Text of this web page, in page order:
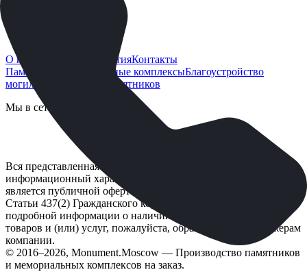
О нас ГарантияКонтакты
Памятники
Мемориальные комплексыБлагоустройство
могилы
Оформление памятников
Мы в сети
Вся представленная на сайте информация носит
информационный характер и ни при каких условиях не
является публичной офертой, определяемой положениями
Статьи 437(2) Гражданского кодекса РФ. Для получения
подробной информации о наличии и стоимости указанных
товаров и (или) услуг, пожалуйста, обращайтесь к менеджерам
компании.
© 2016–2026, Monument.Moscow — Производство памятников
и мемориальных комплексов на заказ.